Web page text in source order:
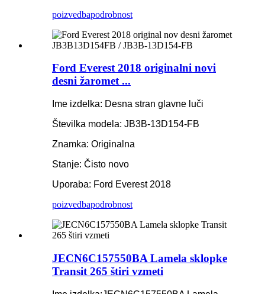
poizvedbapodrobnost
Ford Everest 2018 originalni novi
desni žaromet ...
Ime izdelka: Desna stran glavne luči
Številka modela: JB3B-13D154-FB
Znamka: Originalna
Stanje: Čisto novo
Uporaba: Ford Everest 2018
poizvedbapodrobnost
JECN6C157550BA Lamela sklopke
Transit 265 štiri vzmeti